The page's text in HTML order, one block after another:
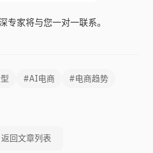
专家将与您一对一联系。
#AI电商
#电商趋势
返回文章列表